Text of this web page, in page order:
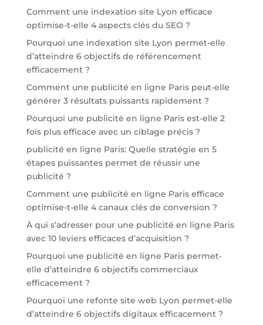
Comment une indexation site Lyon efficace
optimise-t-elle 4 aspects clés du SEO ?
Pourquoi une indexation site Lyon permet-elle
d’atteindre 6 objectifs de référencement
efficacement ?
Comment une publicité en ligne Paris peut-elle
générer 3 résultats puissants rapidement ?
Pourquoi une publicité en ligne Paris est-elle 2
fois plus efficace avec un ciblage précis ?
publicité en ligne Paris: Quelle stratégie en 5
étapes puissantes permet de réussir une
publicité ?
Comment une publicité en ligne Paris efficace
optimise-t-elle 4 canaux clés de conversion ?
À qui s’adresser pour une publicité en ligne Paris
avec 10 leviers efficaces d’acquisition ?
Pourquoi une publicité en ligne Paris permet-
elle d’atteindre 6 objectifs commerciaux
efficacement ?
Pourquoi une refonte site web Lyon permet-elle
d’atteindre 6 objectifs digitaux efficacement ?